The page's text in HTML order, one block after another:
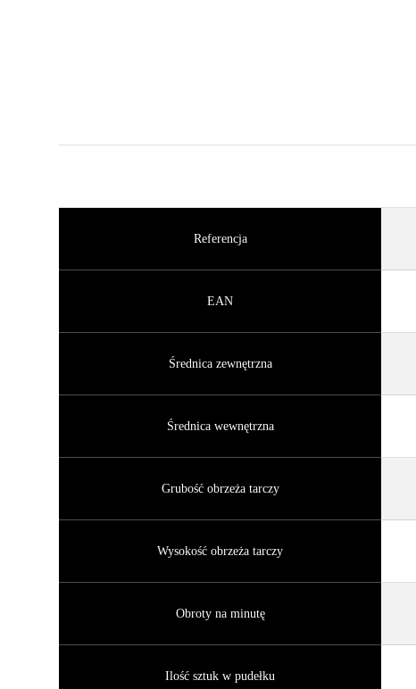
Referencja
EAN
Średnica zewnętrzna
Średnica wewnętrzna
Grubość obrzeża tarczy
Wysokość obrzeża tarczy
Obroty na minutę
Ilość sztuk w pudełku